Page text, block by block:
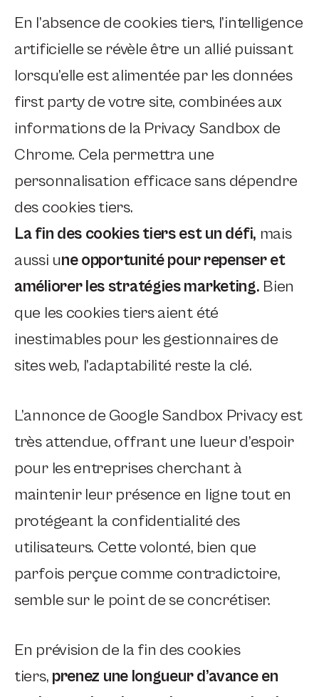
En l’absence de cookies tiers, l’intelligence
artificielle se révèle être un allié puissant
lorsqu’elle est alimentée par les données
first party de votre site, combinées aux
informations de la Privacy Sandbox de
Chrome. Cela permettra une
personnalisation efficace sans dépendre
des cookies tiers.
La fin des cookies tiers est un défi, mais
aussi une opportunité pour repenser et
améliorer les stratégies marketing. Bien
que les cookies tiers aient été
inestimables pour les gestionnaires de
sites web, l’adaptabilité reste la clé.
L’annonce de Google Sandbox Privacy est
très attendue, offrant une lueur d’espoir
pour les entreprises cherchant à
maintenir leur présence en ligne tout en
protégeant la confidentialité des
utilisateurs. Cette volonté, bien que
parfois perçue comme contradictoire,
semble sur le point de se concrétiser.
En prévision de la fin des cookies
tiers, prenez une longueur d’avance en